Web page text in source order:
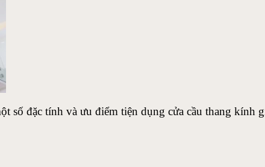
số đặc tính và ưu điểm tiện dụng cửa cầu thang kính